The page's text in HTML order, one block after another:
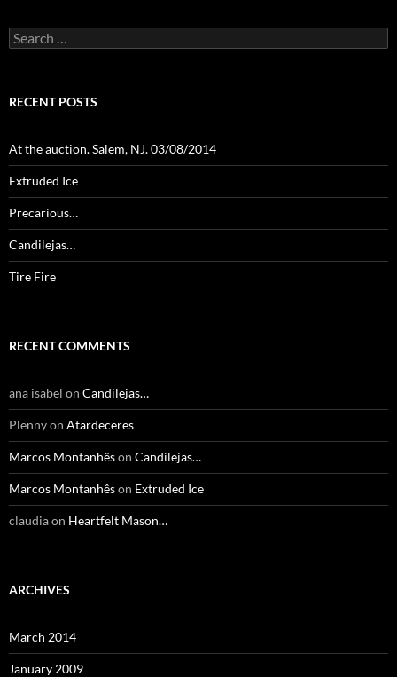
Search
for:
RECENT POSTS
At the auction. Salem, NJ. 03/08/2014
Extruded Ice
Precarious…
Candilejas…
Tire Fire
RECENT COMMENTS
ana isabel on Candilejas…
Plennyon Atardeceres
Marcos Montanhêson Candilejas…
Marcos Montanhêson Extruded Ice
claudiaon Heartfelt Mason…
ARCHIVES
March 2014
January 2009